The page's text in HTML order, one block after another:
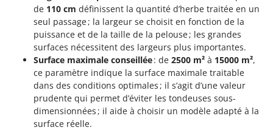
Oliviero
Olix
OMA
Omas
Ompagrill
Ooni
Oriental Koshin
de 110 cm définissent la quantité d’herbe traitée en un
seul passage ; la largeur se choisit en fonction de la
puissance et de la taille de la pelouse ; les grandes
surfaces nécessitent des largeurs plus importantes.
Surface maximale conseillée: de 2500 m² à 15000 m²,
ce paramètre indique la surface maximale traitable
dans des conditions optimales ; il s’agit d’une valeur
prudente qui permet d’éviter les tondeuses sous-
dimensionnées ; il aide à choisir un modèle adapté à la
surface réelle.